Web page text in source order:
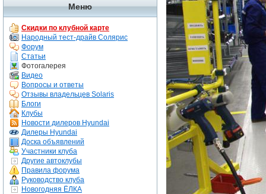
Меню
Скидки по клубной карте
Народный тест-драйв Солярис
Форум
Статьи
Фотогалерея
Видео
Вопросы и ответы
Отзывы владельцев Solaris
Блоги
Клубы
Новости дилеров Hyundai
Дилеры Hyundai
Доска объявлений
Участники клуба
Другие автоклубы
Правила форума
Руководство клуба
Новогодняя ЁЛКА